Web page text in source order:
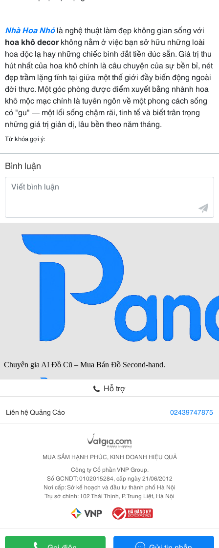
Nhà Hoa Nhỏlà nghệ thuật làm đẹp không gian sống với
hoa khô decor không nằm ở việc bạn sở hữu những loài
hoa độc lạ hay những chiếc bình đắt tiền đúc sẵn. Giá trị thu
hút nhất của hoa khô chính là câu chuyện của sự bền bỉ, nét
đẹp trầm lặng tĩnh tại giữa một thế giới đầy biến động ngoài
đời thực. Một góc phòng được điểm xuyết bằng nhành hoa
khô mộc mạc chính là tuyên ngôn về một phong cách sống
có "gu" — một lối sống chậm rãi, tinh tế và biết trân trọng
những giá trị giản dị, lâu bền theo năm tháng.
Từ khóa gợi ý:
Bình luận
Hỗ trợ
Liên hệ Quảng Cáo 02439747875
MUA SẮM HẠNH PHÚC, KINH DOANH HIỆU QUẢ
Công ty Cổ phần VNP Group.
Số GCNDT: 0102015284, cấp ngày 21/06/2012
Nơi cấp: Sở kế hoạch và đầu tư thành phố Hà Nội
Trụ sở chính: 102 Thái Thịnh, P. Trung Liệt, Hà Nội